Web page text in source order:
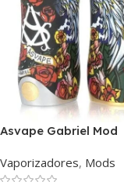
Asvape Gabriel Mod
Vaporizadores, Mods